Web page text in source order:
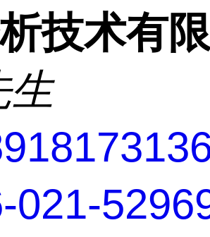
技术有
生
021-